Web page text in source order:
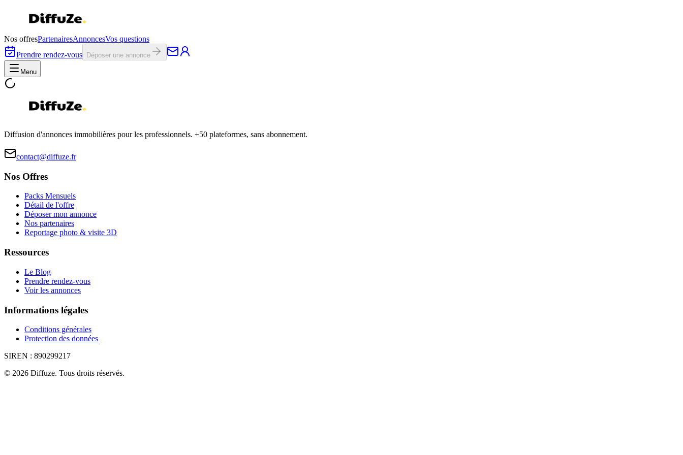
Nos offresPartenairesAnnoncesVos questions
Prendre rendez-vous
Déposer une annonce
Menu
Diffusion d'annonces immobilières pour les professionnels. +50 plateformes, sans abonnement.
contact@diffuze.fr
Nos Offres
Packs Mensuels
Détail de l'offre
Déposer mon annonce
Nos partenaires
Reportage photo & visite 3D
Ressources
Le Blog
Prendre rendez-vous
Voir les annonces
Informations légales
Conditions générales
Protection des données
SIREN : 890299217
© 2026 Diffuze. Tous droits réservés.